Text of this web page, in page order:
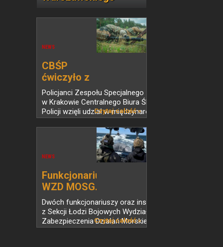
NEWS
CBŚP
ćwiczyło z
żołnierzami...
Policjanci Zespołu Specjalnego Zarządu
w Krakowie Centralnego Biura Śledczego
Policji wzięli udział w międzynarodowych
warsztatach taktyczno-ogniowych
SOSAB-26. Szkolenie zorganizowane
Czytaj całość »
NEWS
Funkcjonariusze
WZD MOSG...
Dwóch funkcjonariuszy oraz instruktor
z Sekcji Łodzi Bojowych Wydziału
Zabezpieczenia Działań Morskiego
Oddziału Straży Granicznej ukończyli
Czytaj całość »